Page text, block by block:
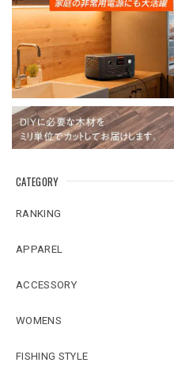
CATEGORY
RANKING
APPAREL
ACCESSORY
WOMENS
FISHING STYLE